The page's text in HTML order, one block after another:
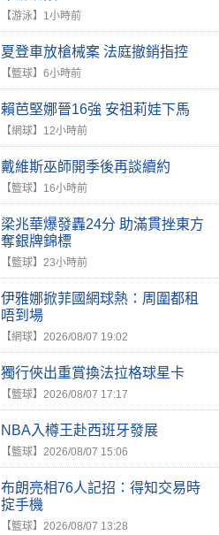
【游泳】 1小時前
夏登車放槍械案 法庭撤銷指控
【籃球】 6小時前
賴芭堅娜晉16強 安祖莉娃下馬
【網球】 12小時前
戴維斯巫師開季後再談續約
【籃球】 16小時前
梁兆華爆發轟24分 助滿貫挫東方
奪銀牌錦標
【籃球】 23小時前
伊雅娜掀菲國網球熱：周圍都租
唔到場
【網球】 2026/08/07 19:02
獨行俠出重賞換法拉格球星卡
【籃球】 2026/08/07 17:17
NBA入樽王赴西班牙發展
【籃球】 2026/08/07 15:06
布朗亮相76人記招：得知交易時
掟手機
【籃球】 2026/08/07 13:28